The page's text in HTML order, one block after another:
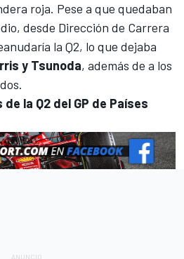
roja. Pese a que quedaban
desde Dirección de Carrera
la Q2, lo que dejaba
y Tsunoda, además de a los
la Q2 del GP de Países